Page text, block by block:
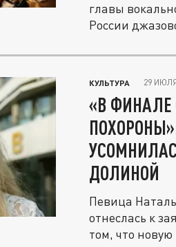
главы
России
КУЛЬТУРА 29
«В ФИНАЛЕ
ДОЛИНОЙ
Певица
отнеслась к
том, что